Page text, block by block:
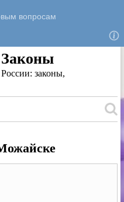
законы,
предложений по сайту: rk-